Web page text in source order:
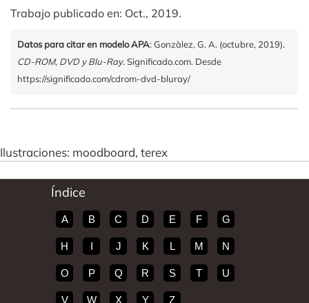
Trabajo publicado en: Oct., 2019.
Datos para citar en modelo APA: Gonzàlez, G. A. (octubre, 2019).
CD-ROM, DVD y Blu-Ray. Significado.com. Desde
https://significado.com/cdrom-dvd-bluray/
Ilustraciones: moodboard, terex
Índice
A B C D E F G
H I J K L M N
O P Q R S T U
V W X Y Z